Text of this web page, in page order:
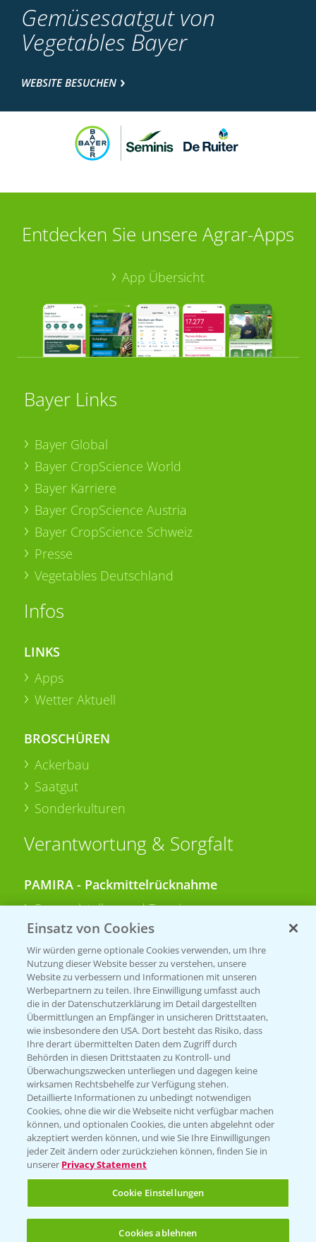
Gemüsesaatgut von
Vegetables Bayer
WEBSITE BESUCHEN
Entdecken Sie unsere Agrar-Apps
App Übersicht
Bayer Links
Bayer Global
Bayer CropScience World
Bayer Karriere
Bayer CropScience Austria
Bayer CropScience Schweiz
Presse
Vegetables Deutschland
Infos
LINKS
Apps
Wetter Aktuell
BROSCHÜREN
Ackerbau
Saatgut
Sonderkulturen
Verantwortung & Sorgfalt
PAMIRA - Packmittelrücknahme
Sammelstellen und Termine
PRE - Chemikalien sicher entsorgen
Sammelstellen und Termine
Kontakt & Notfall
Beratung auf WhatsApp
T.+49 (0)174 346 564 1
KONTAKT
Hilfe in Notfällen
T.+49 (0)214/30-20220
Einsatz von Cookies
Wir würden gerne optionale Cookies verwenden, um Ihre
Nutzung dieser Website besser zu verstehen, unsere
Website zu verbessern und Informationen mit unseren
Werbepartnern zu teilen. Ihre Einwilligung umfasst auch
die in der Datenschutzerklärung im Detail dargestellten
Übermittlungen an Empfänger in unsicheren Drittstaaten,
wie insbesondere den USA. Dort besteht das Risiko, dass
Ihre derart übermittelten Daten dem Zugriff durch
Behörden in diesen Drittstaaten zu Kontroll- und
Überwachungszwecken unterliegen und dagegen keine
wirksamen Rechtsbehelfe zur Verfügung stehen.
Detaillierte Informationen zu unbedingt notwendigen
Cookies, ohne die wir die Webseite nicht verfügbar machen
können, und optionalen Cookies, die unten abgelehnt oder
akzeptiert werden können, und wie Sie Ihre Einwilligungen
jeder Zeit ändern oder zurückziehen können, finden Sie in
unserer Privacy Statement
Cookie Einstellungen
Cookies ablehnen